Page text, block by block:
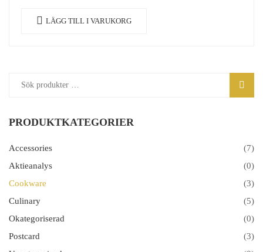
LÄGG TILL I VARUKORG
PRODUKTKATEGORIER
Accessories
(7)
Aktieanalys
(0)
Cookware
(3)
Culinary
(5)
Okategoriserad
(0)
Postcard
(3)